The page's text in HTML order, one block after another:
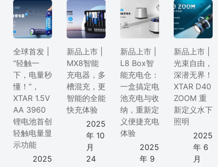
全球首发 |
“轻触一
下，电量秒
懂！”，
XTAR 1.5V
AA 3960
锂电池首创
轻触电量显
示功能
2025
新品上市 |
MX8智能
充电器，多
槽混充，更
智能的全能
快充体验
2025
年 10
月
24
新品上市 |
L8 Box智
能充电仓：
一盒搞定电
池充电与收
纳，重新定
义便捷充电
体验
2025
年 9
新品上市 |
光束自由，
深潜无界！
XTAR D40
ZOOM 重
新定义水下
照明
2025
年 6
月